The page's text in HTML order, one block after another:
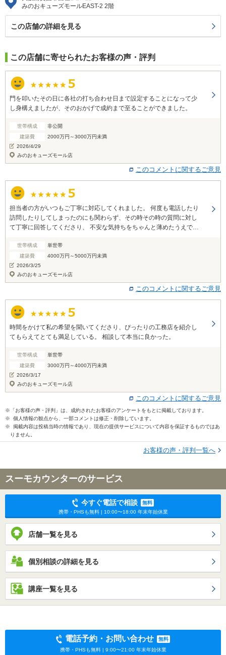
みのおキューズモールEAST-2 2階
この店舗の詳細を見る
この店舗に寄せられたお客様の声・評判
門を叩いたその日に各社の打ち合わせ日まで設定することになって少
し身構えましたが、そのおかげで成約まで至ることができました。
世帯構成
非公開
建築費
2000万円～3000万円未満
2026/4/29
みのおキューズモール店
このコメントに関するご意見
担当者の方がいつもご丁寧に対応してくれました。 何度も電話したり
訪問したりしてしまったのにも関わらず、その時その時の質問に対し
て丁寧に回答してくださり、 不安な気持ちをちゃんと薄めたうえで、
世帯構成
単世帯
建築費
4000万円～5000万円未満
2026/3/25
みのおキューズモール店
このコメントに関するご意見
時間をかけて私の希望を聞いてくださり、ぴったりの工務店を紹介し
てもらえてとても満足している。 相談して本当に良かった。
世帯構成
単世帯
建築費
3000万円～4000万円未満
2026/3/17
みのおキューズモール店
このコメントに関するご意見
※「お客様の声・評判」は、成約されたお客様のアンケートをもとに掲載しております。
※ 個人情報の観点から、一部コメントは修正・削除しています。
※ 掲載内容は投稿当時の情報であり、現在の提供サービスについて内容を保証するものではあ
りません。
お客様の声・評判一覧へ
スーモカウンターのサービス
今すぐ電話で相談
無料
携帯・PHSも無料 | 10:00〜18:00 年末年始休業
店舗一覧を見る
個別相談の詳細を見る
講座一覧を見る
電話予約・お問い合わせ
無料
携帯・PHSも無料 | 9:00〜21:00 年末年始休業